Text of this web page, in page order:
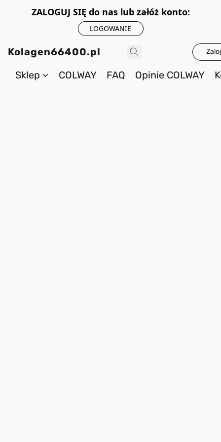
ZALOGUJ SIĘ do nas lub załóż konto:
LOGOWANIE
Kolagen66400.pl
Sklep COLWAY FAQ Opinie COLWAY